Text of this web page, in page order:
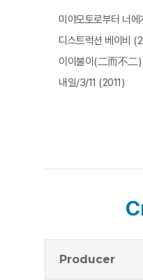
미야모토로부터 너
디스트럭션 베이비
이이불이(二而不二)
내일/3/11 (2011)
Producer